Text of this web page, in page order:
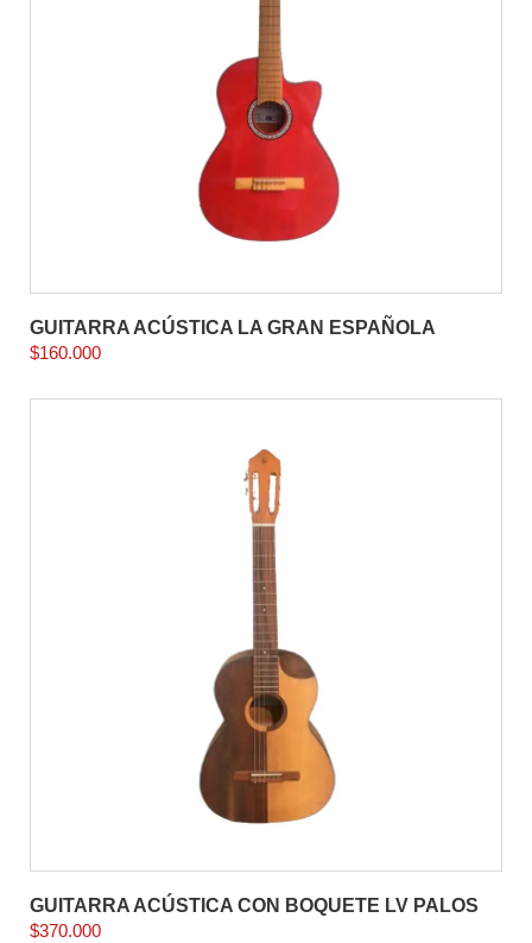
GUITARRA ACÚSTICA LA GRAN ESPAÑOLA
$160.000
GUITARRA ACÚSTICA CON BOQUETE LV PALOS
$370.000